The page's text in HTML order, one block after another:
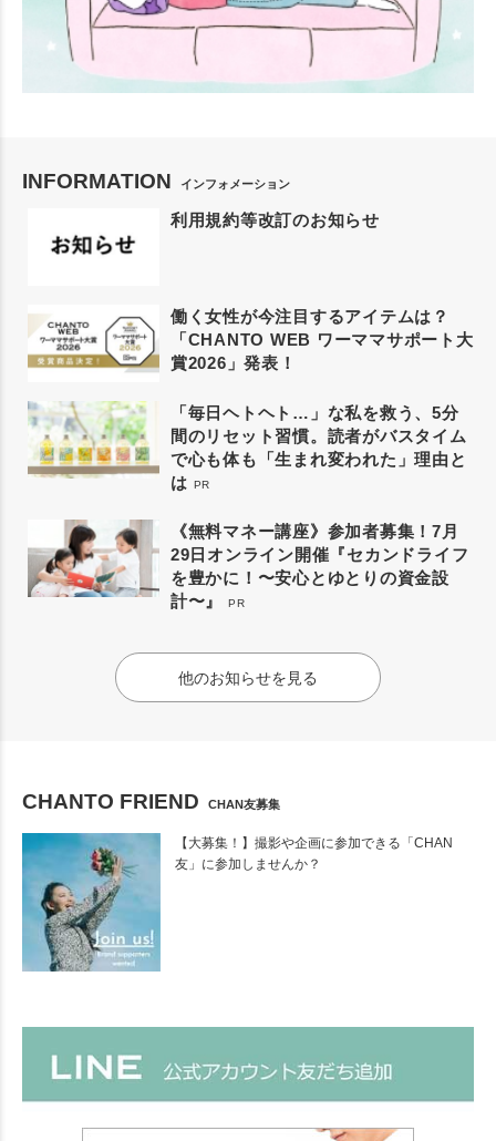
INFORMATION インフォメーション
利用規約等改訂のお知らせ
働く女性が今注目するアイテムは？
「CHANTO WEB ワーママサポート大
賞2026」発表！
「毎日ヘトヘト…」な私を救う、5分
間のリセット習慣。読者がバスタイム
で心も体も「生まれ変われた」理由と
は PR
《無料マネー講座》参加者募集！7月
29日オンライン開催『セカンドライフ
を豊かに！〜安心とゆとりの資金設
計〜』
PR
他のお知らせを見る
CHANTO FRIEND CHAN友募集
【大募集！】撮影や企画に参加できる「CHAN
友」に参加しませんか？